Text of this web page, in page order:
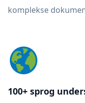
komplekse
100+ sprog